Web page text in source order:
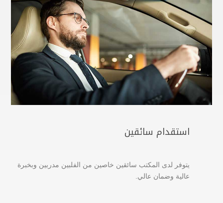
استقدام سائقين
يتوفر لدى المكتب سائقين خاصين من الفلبين مدربين وبخبرة
عالية وضمان عالي.